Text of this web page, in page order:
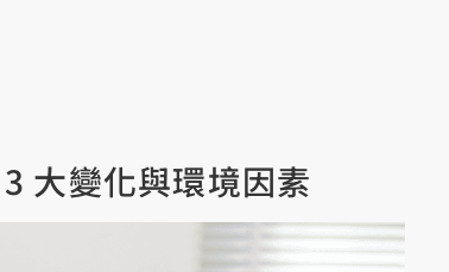
大變化與環境因素